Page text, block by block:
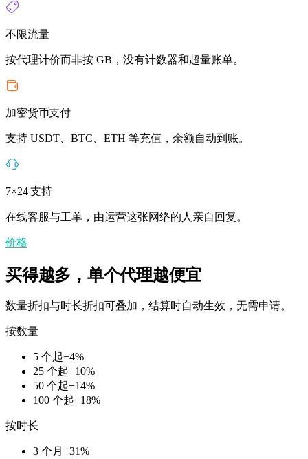
不限流量
按代理计价而非按 GB，没有计数器和超量账单。
加密货币支付
支持 USDT、BTC、ETH 等充值，余额自动到账。
7×24 支持
在线客服与工单，由运营这张网络的人亲自回复。
价格
买得越多，单个代理越便宜
数量折扣与时长折扣可叠加，结算时自动生效，无需申请。
按数量
5 个起−4%
25 个起−10%
50 个起−14%
100 个起−18%
按时长
3 个月 −31%